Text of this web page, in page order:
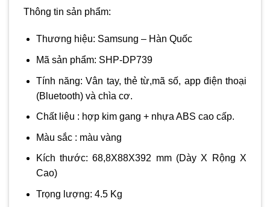
Thông tin sản phẩm:
Thương hiệu: Samsung – Hàn Quốc
Mã sản phẩm: SHP-DP739
Tính năng: Vân tay, thẻ từ,mã số, app điện thoại
(Bluetooth) và chìa cơ.
Chất liệu : hợp kim gang + nhựa ABS cao cấp.
Màu sắc : màu vàng
Kích thước: 68,8X88X392 mm (Dày X Rộng X
Cao)
Trọng lượng: 4.5 Kg